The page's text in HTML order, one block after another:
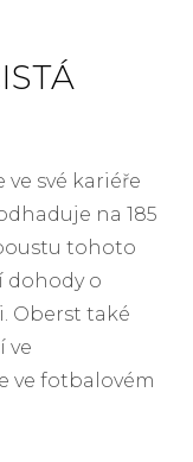
ve své kariéře
na 185
tohoto
dohody o
Oberst také
ve
ve fotbalovém